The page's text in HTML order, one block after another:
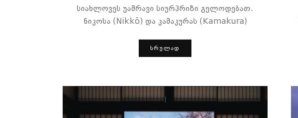
სიახლოვეს უამრავი სიურპრიზი გელოდებათ.
ნიკოსა (Nikkō) და კამაკურას (Kamakura)
ᲡᲠᲣᲚᲐᲓ